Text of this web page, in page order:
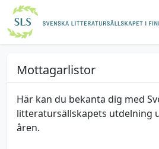
Mottagarlistor
Här kan du bekanta dig med
litteratursällskapets utdelning
åren.